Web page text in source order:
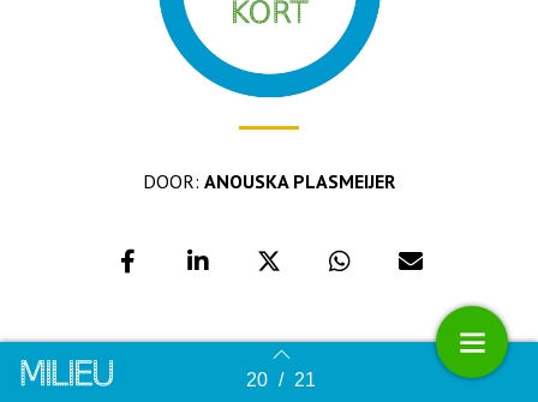
Terug naar overzicht 20 / 21
DOOR: ANOUSKA PLASMEIJER